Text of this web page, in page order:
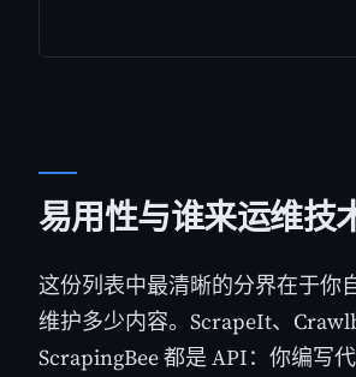
易用性与谁来运维技
这份列表中最清晰的分界在于你
维护多少内容。ScrapeIt、
ScrapingBee 都是 API：你编写